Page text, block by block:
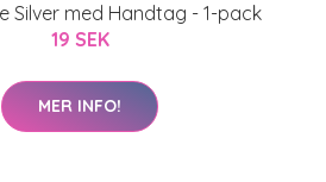
Silver med Handtag - 1-pack
19 SEK
MER INFO!